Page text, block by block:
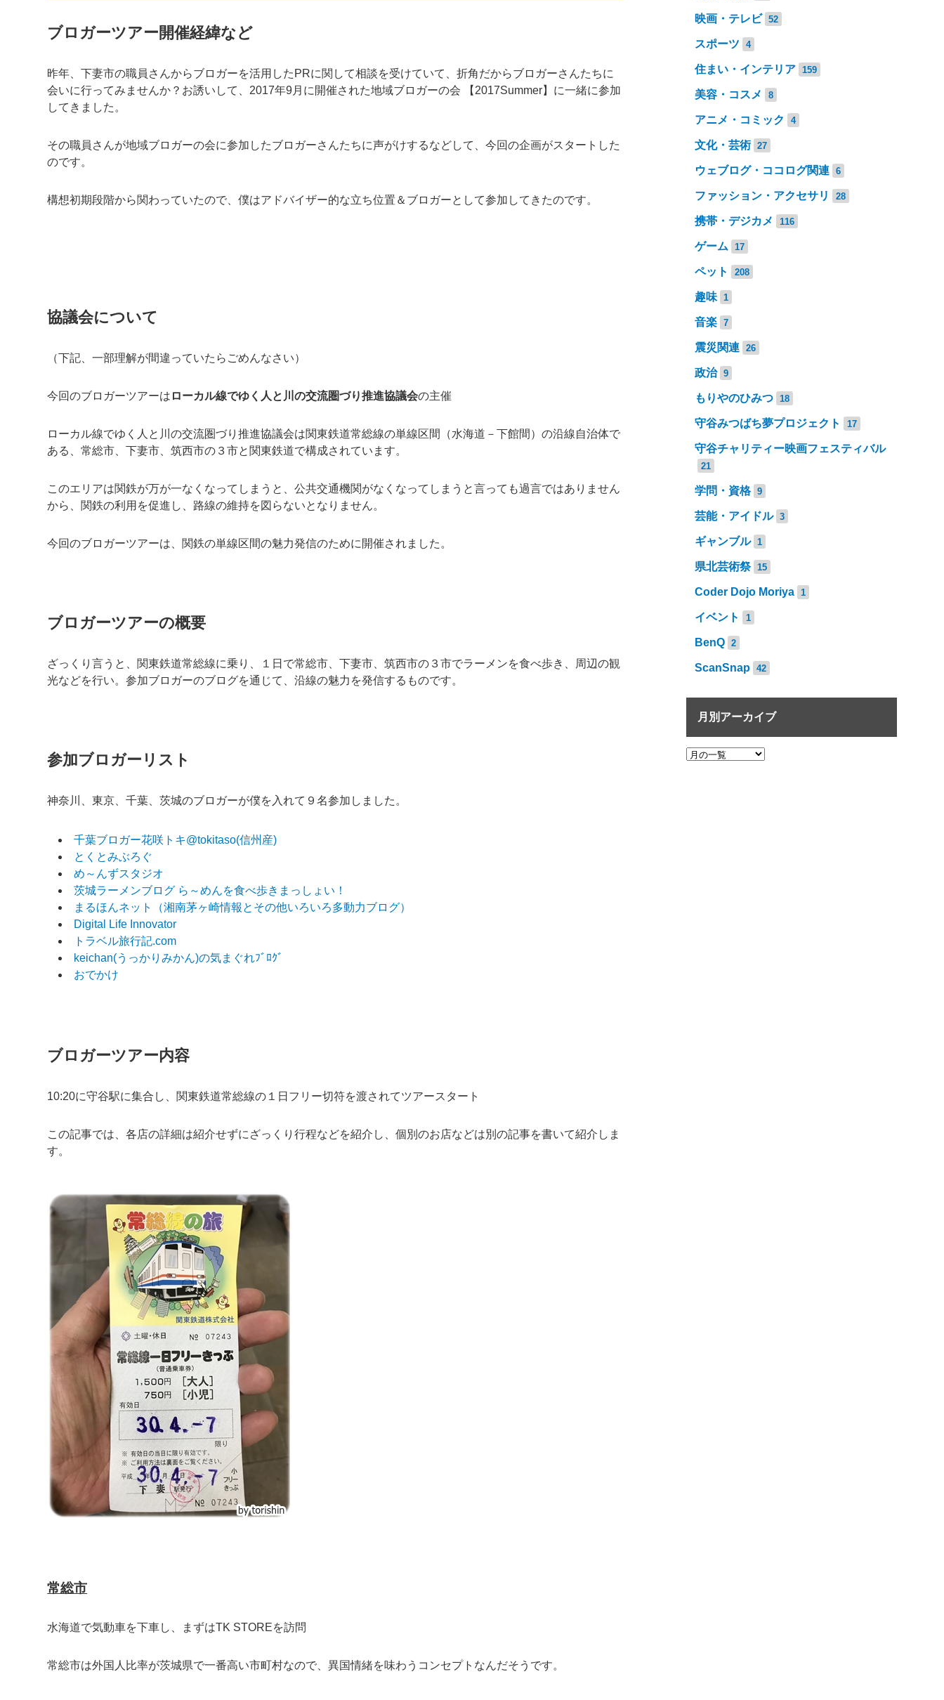
ブロガーツアー開催経緯など
昨年、下妻市の職員さんからブロガーを活用したPRに関して相談を受けていて、折角だからブロガーさんたちに
会いに行ってみませんか？お誘いして、2017年9月に開催された地域ブロガーの会 【2017Summer】に一緒に参加
してきました。
その職員さんが地域ブロガーの会に参加したブロガーさんたちに声がけするなどして、今回の企画がスタートした
のです。
構想初期段階から関わっていたので、僕はアドバイザー的な立ち位置＆ブロガーとして参加してきたのです。
協議会について
（下記、一部理解が間違っていたらごめんなさい）
今回のブロガーツアーは ローカル線でゆく人と川の交流圏づり推進協議会の主催
ローカル線でゆく人と川の交流圏づり推進協議会は関東鉄道常総線の単線区間（水海道－下館間）の沿線自治体で
ある、常総市、下妻市、筑西市の３市と関東鉄道で構成されています。
このエリアは関鉄が万が一なくなってしまうと、公共交通機関がなくなってしまうと言っても過言ではありません
から、関鉄の利用を促進し、路線の維持を図らないとなりません。
今回のブロガーツアーは、関鉄の単線区間の魅力発信のために開催されました。
ブロガーツアーの概要
ざっくり言うと、関東鉄道常総線に乗り、１日で常総市、下妻市、筑西市の３市でラーメンを食べ歩き、周辺の観
光などを行い。参加ブロガーのブログを通じて、沿線の魅力を発信するものです。
参加ブロガーリスト
神奈川、東京、千葉、茨城のブロガーが僕を入れて９名参加しました。
千葉ブロガー花咲トキ@tokitaso(信州産)
とくとみぶろぐ
め～んずスタジオ
茨城ラーメンブログ ら～めんを食べ歩きまっしょい！
まるほんネット（湘南茅ヶ崎情報とその他いろいろ多動力ブログ）
Digital Life Innovator
トラベル旅行記.com
keichan(うっかりみかん)の気まぐれﾌﾞﾛｸﾞ
おでかけ
ブロガーツアー内容
10:20に守谷駅に集合し、関東鉄道常総線の１日フリー切符を渡されてツアースタート
この記事では、各店の詳細は紹介せずにざっくり行程などを紹介し、個別のお店などは別の記事を書いて紹介しま
す。
常総市
水海道で気動車を下車し、まずはTK STOREを訪問
常総市は外国人比率が茨城県で一番高い市町村なので、異国情緒を味わうコンセプトなんだそうです。
映画・テレビ 52
スポーツ 4
住まい・インテリア 159
美容・コスメ 8
アニメ・コミック 4
文化・芸術 27
ウェブログ・ココログ関連 6
ファッション・アクセサリ 28
携帯・デジカメ 116
ゲーム 17
ペット 208
趣味 1
音楽 7
震災関連 26
政治 9
もりやのひみつ 18
守谷みつばち夢プロジェクト 17
守谷チャリティー映画フェスティバル
21
学問・資格 9
芸能・アイドル 3
ギャンブル 1
県北芸術祭 15
Coder Dojo Moriya 1
イベント 1
BenQ 2
ScanSnap 42
月別アーカイブ